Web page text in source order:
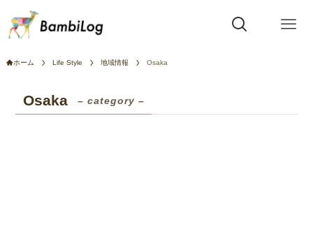
ホーム Life Style 地域情報 Osaka
Osaka – category –